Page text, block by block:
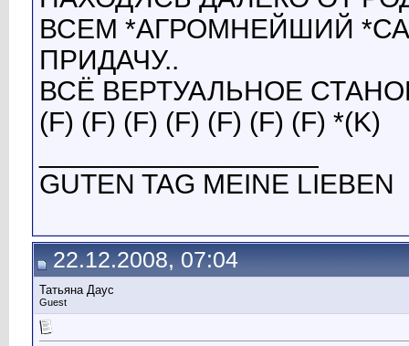
ВСЕМ *АГРОМНЕЙШИЙ
ПРИДАЧУ..
ВСЁ ВЕРТУАЛЬНОЕ
(F) (F) (F) (F) (F) (F) (F) *(K)
GUTEN TAG MEINE LIEBEN
22.12.2008, 07:04
Татьяна Даус
Guest